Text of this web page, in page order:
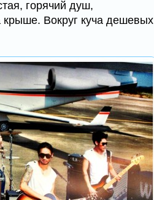
горячий душ,
Вокруг куча дешевых